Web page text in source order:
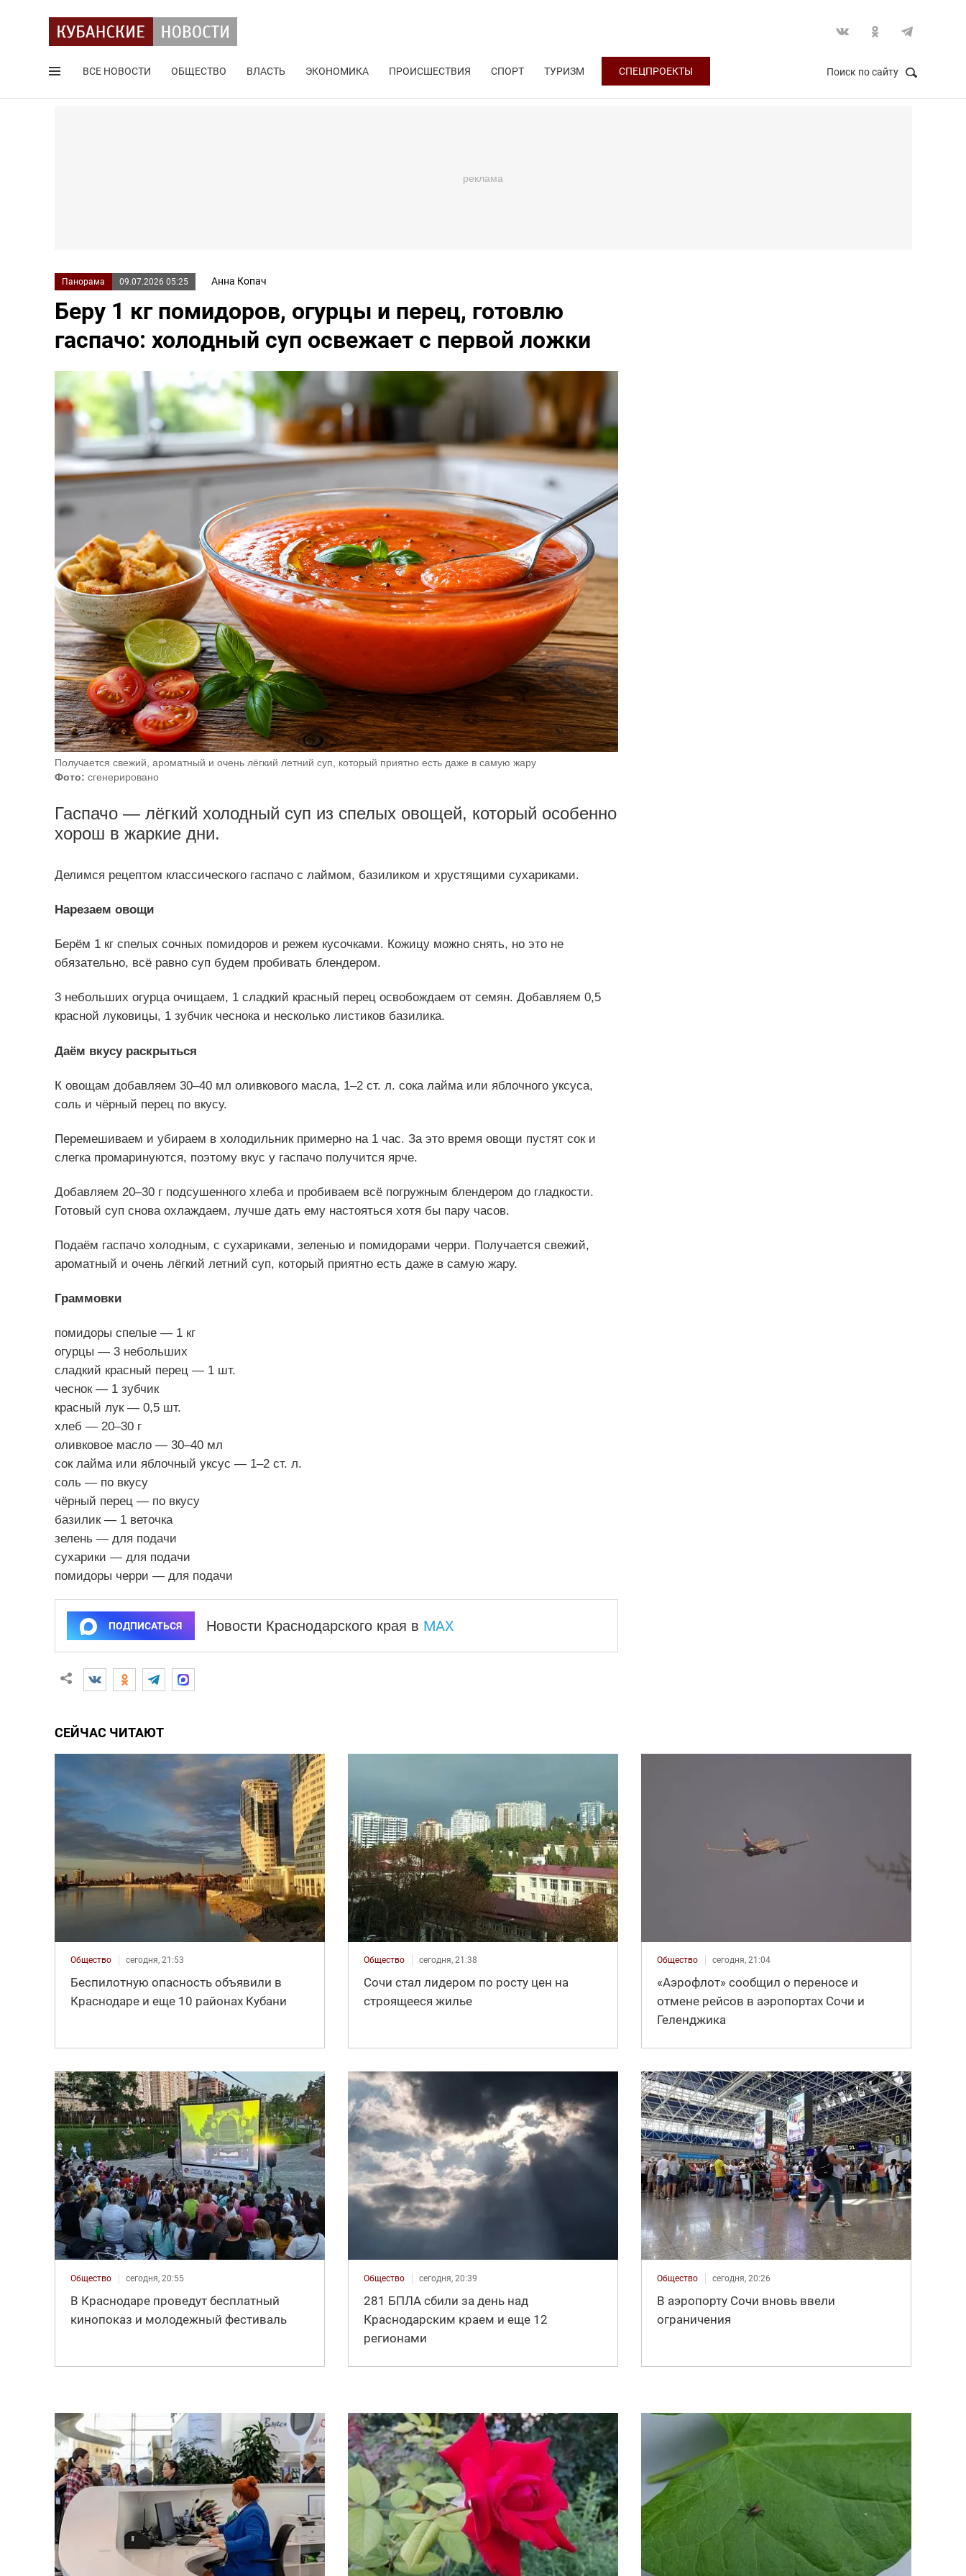
ВСЕ НОВОСТИ ОБЩЕСТВО ВЛАСТЬ ЭКОНОМИКА ПРОИСШЕСТВИЯ СПОРТ ТУРИЗМ СПЕЦПРОЕКТЫ Поиск по сайту
Панорама 09.07.2026 05:25 Анна Копач
Беру 1 кг помидоров, огурцы и перец, готовлю
гаспачо: холодный суп освежает с первой ложки
Получается свежий, ароматный и очень лёгкий летний суп, который приятно есть даже в самую жару
Фото: сгенерировано
Гаспачо — лёгкий холодный суп из спелых овощей, который особенно
хорош в жаркие дни.
Делимся рецептом классического гаспачо с лаймом, базиликом и хрустящими сухариками.
Нарезаем овощи
Берём 1 кг спелых сочных помидоров и режем кусочками. Кожицу можно снять, но это не
обязательно, всё равно суп будем пробивать блендером.
3 небольших огурца очищаем, 1 сладкий красный перец освобождаем от семян. Добавляем 0,5
красной луковицы, 1 зубчик чеснока и несколько листиков базилика.
Даём вкусу раскрыться
К овощам добавляем 30–40 мл оливкового масла, 1–2 ст. л. сока лайма или яблочного уксуса,
соль и чёрный перец по вкусу.
Перемешиваем и убираем в холодильник примерно на 1 час. За это время овощи пустят сок и
слегка промаринуются, поэтому вкус у гаспачо получится ярче.
Добавляем 20–30 г подсушенного хлеба и пробиваем всё погружным блендером до гладкости.
Готовый суп снова охлаждаем, лучше дать ему настояться хотя бы пару часов.
Подаём гаспачо холодным, с сухариками, зеленью и помидорами черри. Получается свежий,
ароматный и очень лёгкий летний суп, который приятно есть даже в самую жару.
Граммовки
помидоры спелые — 1 кг
огурцы — 3 небольших
сладкий красный перец — 1 шт.
чеснок — 1 зубчик
красный лук — 0,5 шт.
хлеб — 20–30 г
оливковое масло — 30–40 мл
сок лайма или яблочный уксус — 1–2 ст. л.
соль — по вкусу
чёрный перец — по вкусу
базилик — 1 веточка
зелень — для подачи
сухарики — для подачи
помидоры черри — для подачи
ПОДПИСАТЬСЯ Новости Краснодарского края в MAX
СЕЙЧАС ЧИТАЮТ
Общество сегодня, 21:53
Беспилотную опасность объявили в
Краснодаре и еще 10 районах Кубани
Общество сегодня, 21:38
Сочи стал лидером по росту цен на
строящееся жилье
Общество сегодня, 21:04
«Аэрофлот» сообщил о переносе и
отмене рейсов в аэропортах Сочи и
Геленджика
Общество сегодня, 20:55
В Краснодаре проведут бесплатный
кинопоказ и молодежный фестиваль
Общество сегодня, 20:39
281 БПЛА сбили за день над
Краснодарским краем и еще 12
регионами
Общество сегодня, 20:26
В аэропорту Сочи вновь ввели
ограничения